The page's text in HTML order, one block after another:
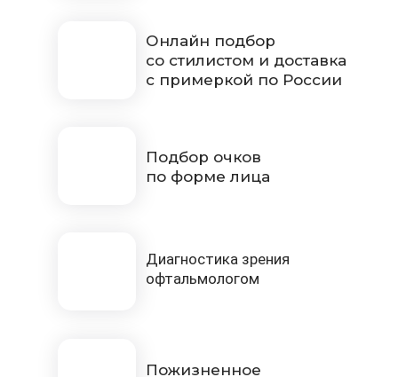
Подбор очков
по форме лица
Пожизненное
Онлайн подбор
со стилистом и доставка
с примеркой по России
Диагностика зрения
офтальмологом